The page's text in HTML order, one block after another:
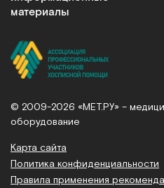
материалы
© 2009-2026 «МЕТ.РУ» –
оборудование
Карта сайта
Политика конфиденциальности
Правила применения